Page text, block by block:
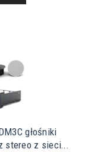
głośniki
stereo z sieci...